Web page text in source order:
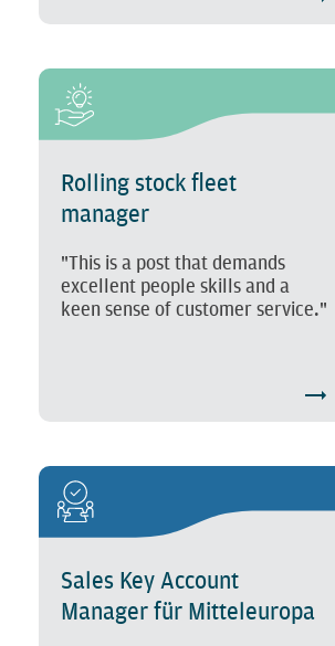
Rolling stock fleet
manager
"This is a post that demands
excellent people skills and a
keen sense of customer service."
Sales Key Account
Manager für Mitteleuropa